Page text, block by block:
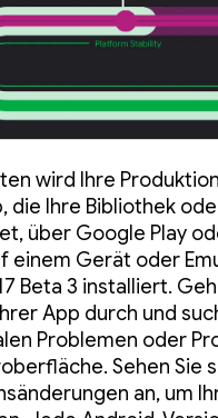
wird Ihre
die Ihre Bibliothek
über Google Play
einem Gerät oder
Beta 3 installiert.
App durch und
Problemen oder
Sehen Sie
an, um